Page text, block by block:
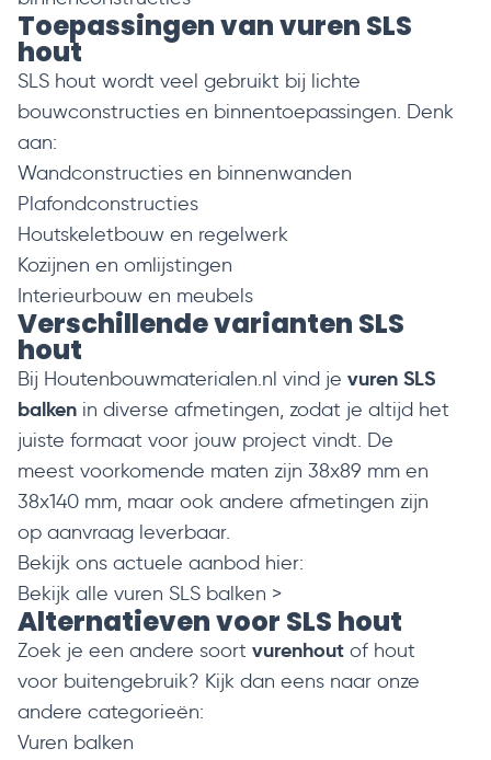
Toepassingen van vuren SLS
hout
SLS hout wordt veel gebruikt bij lichte
bouwconstructies en binnentoepassingen. Denk
aan:
Wandconstructies en binnenwanden
Plafondconstructies
Houtskeletbouw en regelwerk
Kozijnen en omlijstingen
Interieurbouw en meubels
Verschillende varianten SLS
hout
Bij Houtenbouwmaterialen.nl vind je vuren SLS
balken in diverse afmetingen, zodat je altijd het
juiste formaat voor jouw project vindt. De
meest voorkomende maten zijn 38x89 mm en
38x140 mm, maar ook andere afmetingen zijn
op aanvraag leverbaar.
Bekijk ons actuele aanbod hier:
Bekijk alle vuren SLS balken >
Alternatieven voor SLS hout
Zoek je een andere soort vurenhout of hout
voor buitengebruik? Kijk dan eens naar onze
andere categorieën:
Vuren balken